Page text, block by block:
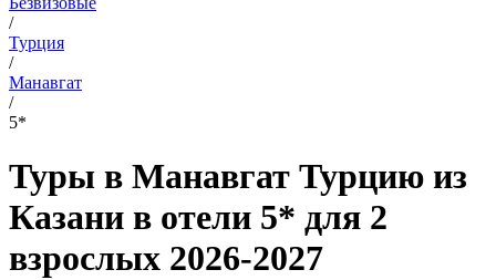
/
Турция
/
Манавгат
/
5*
Туры в Манавгат Турцию из
Казани в отели 5* для 2
взрослых 2026-2027